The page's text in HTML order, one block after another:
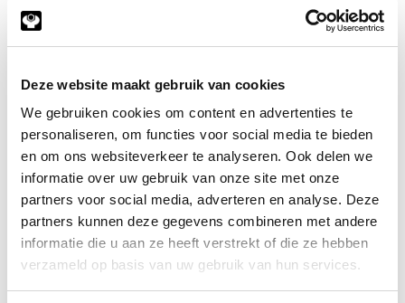
Deze website maakt gebruik van cookies
We gebruiken cookies om content en advertenties te
personaliseren, om functies voor social media te bieden
en om ons websiteverkeer te analyseren. Ook delen we
informatie over uw gebruik van onze site met onze
partners voor social media, adverteren en analyse. Deze
partners kunnen deze gegevens combineren met andere
informatie die u aan ze heeft verstrekt of die ze hebben
verzameld op basis van uw gebruik van hun services.
kwt10t30
Ket.w. 5/8" Triplex Taperlock
2517 z30
Info Stuks